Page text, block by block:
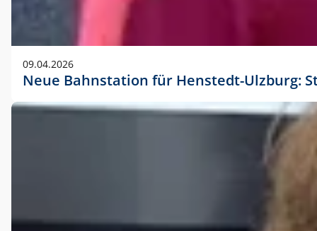
09.04.2026
Neue Bahnstation für Henstedt-Ulzburg: